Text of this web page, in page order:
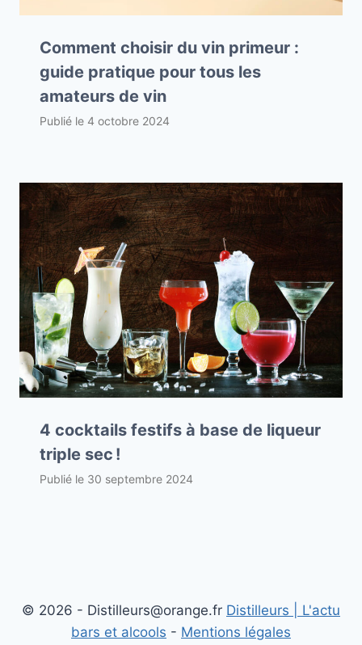
Comment choisir du vin primeur :
guide pratique pour tous les
amateurs de vin
Publié le 4 octobre 2024
4 cocktails festifs à base de liqueur
triple sec !
Publié le 30 septembre 2024
© 2026 - Distilleurs@orange.fr Distilleurs | L'actu
bars et alcools - Mentions légales